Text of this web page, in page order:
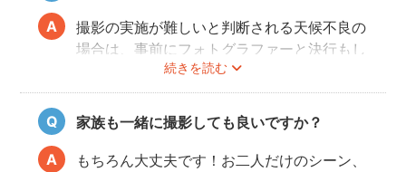
続きを読む
撮影の実施が難しいと判断される天候不良の
場合は、事前にフォトグラファーと決行もし
くは日時変更をご相談ください。
日時変更方法はこちらをご参照ください。
家族も一緒に撮影しても良いですか？
もちろん大丈夫です！お二人だけのシーン、